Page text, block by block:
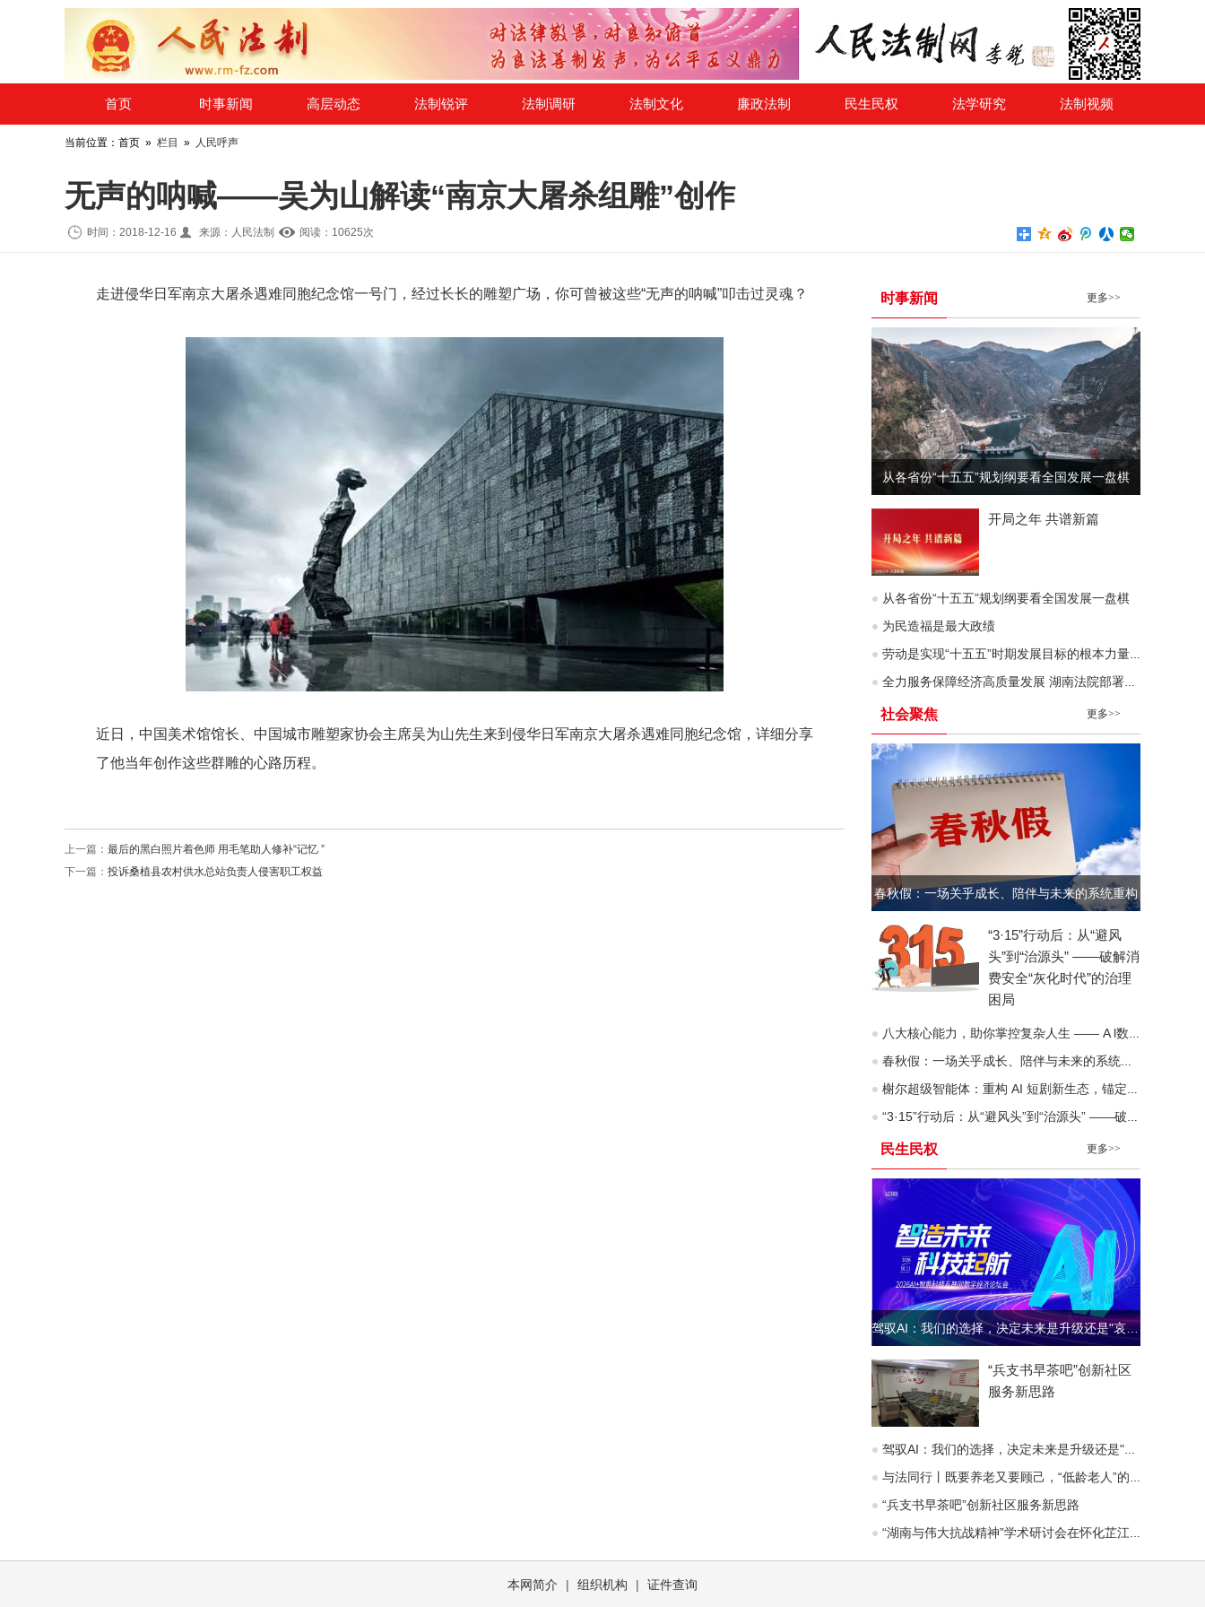
​首页 时事新闻 高层动态 法制锐评 法制调研 法制文化 廉政法制 民生民权 法学研究 法制视频
当前位置：首页 » 栏目 » 人民呼声
无声的呐喊——吴为山解读“南京大屠杀组雕”创作
时间：2018-12-16 来源：人民法制 阅读：10625次
走进侵华日军南京大屠杀遇难同胞纪念馆一号门，经过长长的雕塑广场，你可曾被这些“无声的呐喊”叩击过灵魂？
近日，中国美术馆馆长、中国城市雕塑家协会主席吴为山先生来到侵华日军南京大屠杀遇难同胞纪念馆，详细分享
了他当年创作这些群雕的心路历程。
上一篇： 最后的黑白照片着色师 用毛笔助人修补“记忆 ”
下一篇： 投诉桑植县农村供水总站负责人侵害职工权益
时事新闻 更多>>
从各省份“十五五”规划纲要看全国发展一盘棋
开局之年 共谱新篇
从各省份“十五五”规划纲要看全国发展一盘棋
为民造福是最大政绩
劳动是实现“十五五”时期发展目标的根本力量（深入学习贯彻习近平新时代中国特色社会主义思想）
全力服务保障经济高质量发展 湖南法院部署企业服务年行动
社会聚焦 更多>>
春秋假：一场关乎成长、陪伴与未来的系统重构
“3·15”行动后：从“避风
头”到“治源头” ——破解消
费安全“灰化时代”的治理
困局
八大核心能力，助你掌控复杂人生 —— A l数字化时代“人生八力”模型深度拆解
春秋假：一场关乎成长、陪伴与未来的系统重构
榭尔超级智能体：重构 AI 短剧新生态，锚定去中心化价值互联网未来
“3·15”行动后：从“避风头”到“治源头” ——破解消费安全“灰化时代”的治理困局
民生民权 更多>>
驾驭AI：我们的选择，决定未来是升级还是"哀歌"
“兵支书早茶吧”创新社区
服务新思路
驾驭AI：我们的选择，决定未来是升级还是"哀歌"
与法同行丨既要养老又要顾己，“低龄老人”的赡养义务能变通吗？
“兵支书早茶吧”创新社区服务新思路
“湖南与伟大抗战精神”学术研讨会在怀化芷江召开
本网简介 | 组织机构 | 证件查询